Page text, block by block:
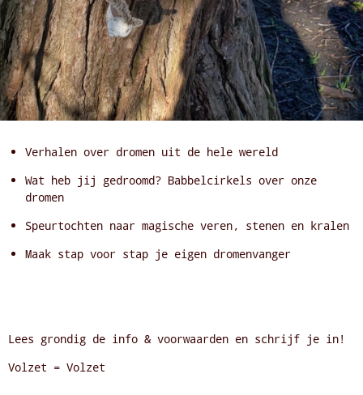
Verhalen over dromen uit de hele wereld
Wat heb jij gedroomd? Babbelcirkels over onze
dromen
Speurtochten naar magische veren, stenen en kralen
Maak stap voor stap je eigen dromenvanger
Lees grondig de info & voorwaarden en schrijf je in!
Volzet = Volzet